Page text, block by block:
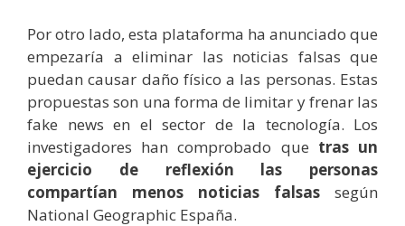
Por otro lado, esta plataforma ha anunciado que
empezaría a eliminar las noticias falsas que
puedan causar daño físico a las personas. Estas
propuestas son una forma de limitar y frenar las
fake news en el sector de la tecnología. Los
investigadores han comprobado que tras un
ejercicio de reflexión las personas
compartían menos noticias falsas según
National Geographic España.